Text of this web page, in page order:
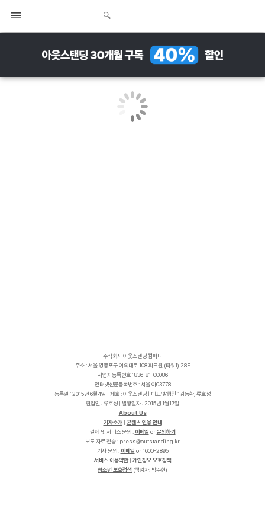
주식회사 아웃스탠딩 컴퍼니
주소 : 서울 영등포구 여의대로 108 파크원 (타워1) 28F
사업자등록번호 : 836-81-00086
인터넷신문등록번호 : 서울 아03778
등록일 : 2015년 6월4일 | 제호 : 아웃스탠딩 | 대표/발행인 : 김동환, 류호성
편집인 : 류호성 | 발행일자 : 2015년 1월17일
About Us
기자소개
콘텐츠 인용 안내
결제 및 서비스 문의 : 이메일 or문의하기
보도 자료 전송 :
r
k
.
g
n
i
d
n
a
t
s
t
u
o
@
s
s
e
r
p
기사 문의 : 이메일 or 1600-2895
서비스 이용약관| 개인정보 보호정책
청소년 보호정책 (책임자: 박주현)